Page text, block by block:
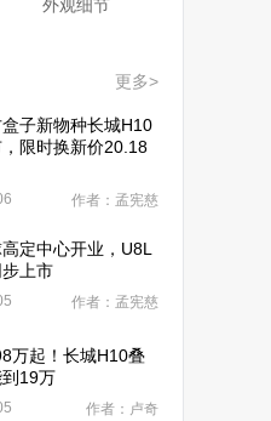
外观细节
更多>
子新物种长城H10
限时换新价20.18
作者：孟宪慈
定中心开业，U8L
上市
作者：孟宪慈
万起！长城H10叠
19万
作者：卢奇